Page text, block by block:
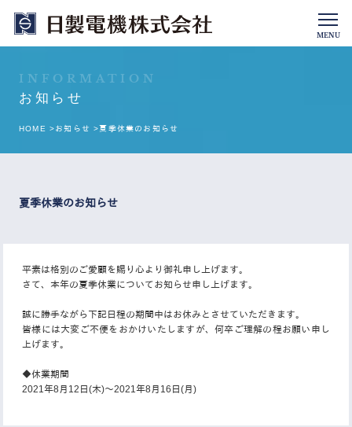
MENU
INFORMATION
お知らせ
HOME >お知らせ >夏季休業のお知らせ
夏季休業のお知らせ
平素は格別のご愛顧を賜り心より御礼申し上げます。
さて、本年の夏季休業についてお知らせ申し上げます。
誠に勝手ながら下記日程の期間中はお休みとさせていただきます。
皆様には大変ご不便をおかけいたしますが、何卒ご理解の程お願い申し
上げます。
◆休業期間
2021年8月12日(木)～2021年8月16日(月)